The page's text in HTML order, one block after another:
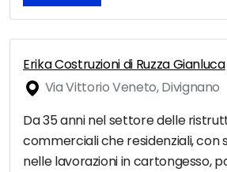
Erika Costruzioni di Ruzza Gianluca
Via Vittorio Veneto, Divignano
Da 35 anni nel settore delle
commerciali che residenziali, con
nelle lavorazioni in cartongesso,